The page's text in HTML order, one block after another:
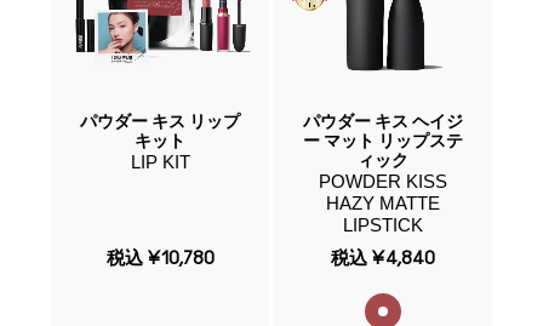
パウダー キス リップ
キット
LIP KIT
税込 ¥10,780
パウダー キス ヘイジ
ー マット リップステ
ィック
POWDER KISS
HAZY MATTE
LIPSTICK
税込 ¥4,840